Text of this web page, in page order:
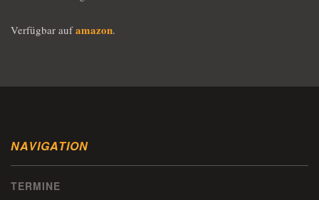
Verfügbar aufamazon.
NAVIGATION
TERMINE